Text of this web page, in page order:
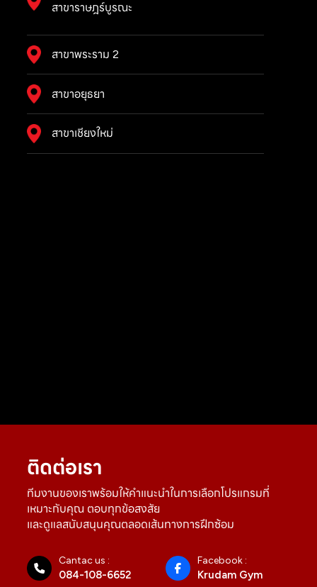
สาขาราษฎร์บูรณะ
สาขาพระราม 2
สาขาอยุธยา
สาขาเชียงใหม่
ติดต่อเรา
ทีมงานของเราพร้อมให้คำแนะนำในการเลือกโปรแกรมที่
เหมาะกับคุณ ตอบทุกข้อสงสัย
และดูแลสนับสนุนคุณตลอดเส้นทางการฝึกซ้อม
Cantac us :
084-108-6652
Facebook :
Krudam Gym